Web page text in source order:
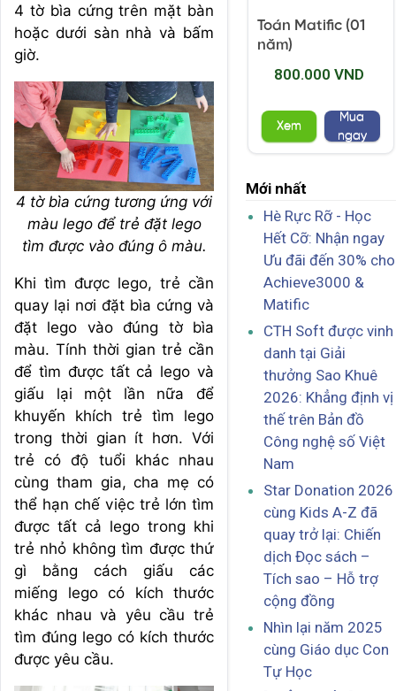
4 tờ bìa cứng trên mặt bàn
hoặc dưới sàn nhà và bấm
giờ.
4 tờ bìa cứng tương ứng với
màu lego để trẻ đặt lego
tìm được vào đúng ô màu.
Khi tìm được lego, trẻ cần
quay lại nơi đặt bìa cứng và
đặt lego vào đúng tờ bìa
màu. Tính thời gian trẻ cần
để tìm được tất cả lego và
giấu lại một lần nữa để
khuyến khích trẻ tìm lego
trong thời gian ít hơn. Với
trẻ có độ tuổi khác nhau
cùng tham gia, cha mẹ có
thể hạn chế việc trẻ lớn tìm
được tất cả lego trong khi
trẻ nhỏ không tìm được thứ
gì bằng cách giấu các
miếng lego có kích thước
khác nhau và yêu cầu trẻ
tìm đúng lego có kích thước
được yêu cầu.
Toán Matific (01
năm)
800.000 VND
Xem
Mua
ngay
Mới nhất
Hè Rực Rỡ - Học
Hết Cỡ: Nhận ngay
Ưu đãi đến 30% cho
Achieve3000 &
Matific
CTH Soft được vinh
danh tại Giải
thưởng Sao Khuê
2026: Khẳng định vị
thế trên Bản đồ
Công nghệ số Việt
Nam
Star Donation 2026
cùng Kids A-Z đã
quay trở lại: Chiến
dịch Đọc sách –
Tích sao – Hỗ trợ
cộng đồng
Nhìn lại năm 2025
cùng Giáo dục Con
Tự Học